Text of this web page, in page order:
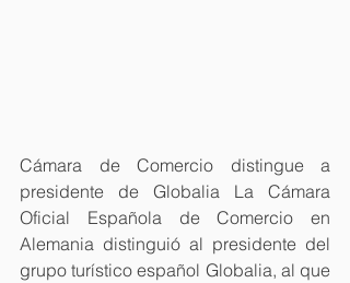
Cámara de Comercio distingue a
presidente de Globalia La Cámara
Oficial Española de Comercio en
Alemania distinguió al presidente del
grupo turístico español Globalia, al que